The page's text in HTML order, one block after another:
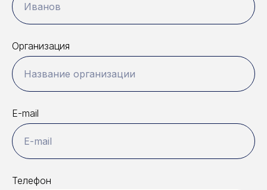
Иванов
Организация
Название организации
E-mail
E-mail
Телефон